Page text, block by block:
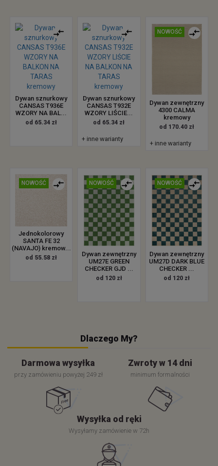
Dywan sznurkowy
CANSAS T936E
WZORY NA BAL...
od 65.34 zł
Dywan sznurkowy
CANSAS T932E
WZORY LIŚCIE...
od 65.34 zł
+ inne warianty
NOWOŚĆ
Dywan zewnętrzny
4300 CALMA
kremowy
od 170.40 zł
+ inne warianty
NOWOŚĆ
Jednokolorowy
SANTA FE 32
(NAVAJO) kremow...
od 55.58 zł
NOWOŚĆ
Dywan zewnętrzny
UM27E GREEN
CHECKER GJD ...
od 120 zł
NOWOŚĆ
Dywan zewnętrzny
UM27D DARK BLUE
CHECKER ...
od 120 zł
Dlaczego My?
Darmowa wysyłka
przy zamówieniu powyżej 249 zł
Zwroty w 14 dni
minimum formalności
Wysyłka od ręki
Wysyłamy zamówienie w 72h